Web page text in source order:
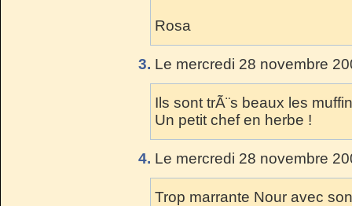
Rosa
3. Le mercredi 28 novembre
Ils sont trÃ¨s beaux les
Un petit chef en herbe !
4. Le mercredi 28 novembre
Trop marrante Nour avec